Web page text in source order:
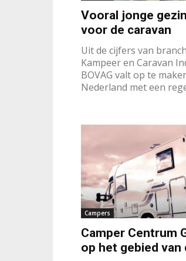
Vooral jonge
voor de caravan
Uit de cijfers van
Kampeer en Caravan
BOVAG valt op te
Nederland met een
Campers
Camper Centrum
op het gebied van